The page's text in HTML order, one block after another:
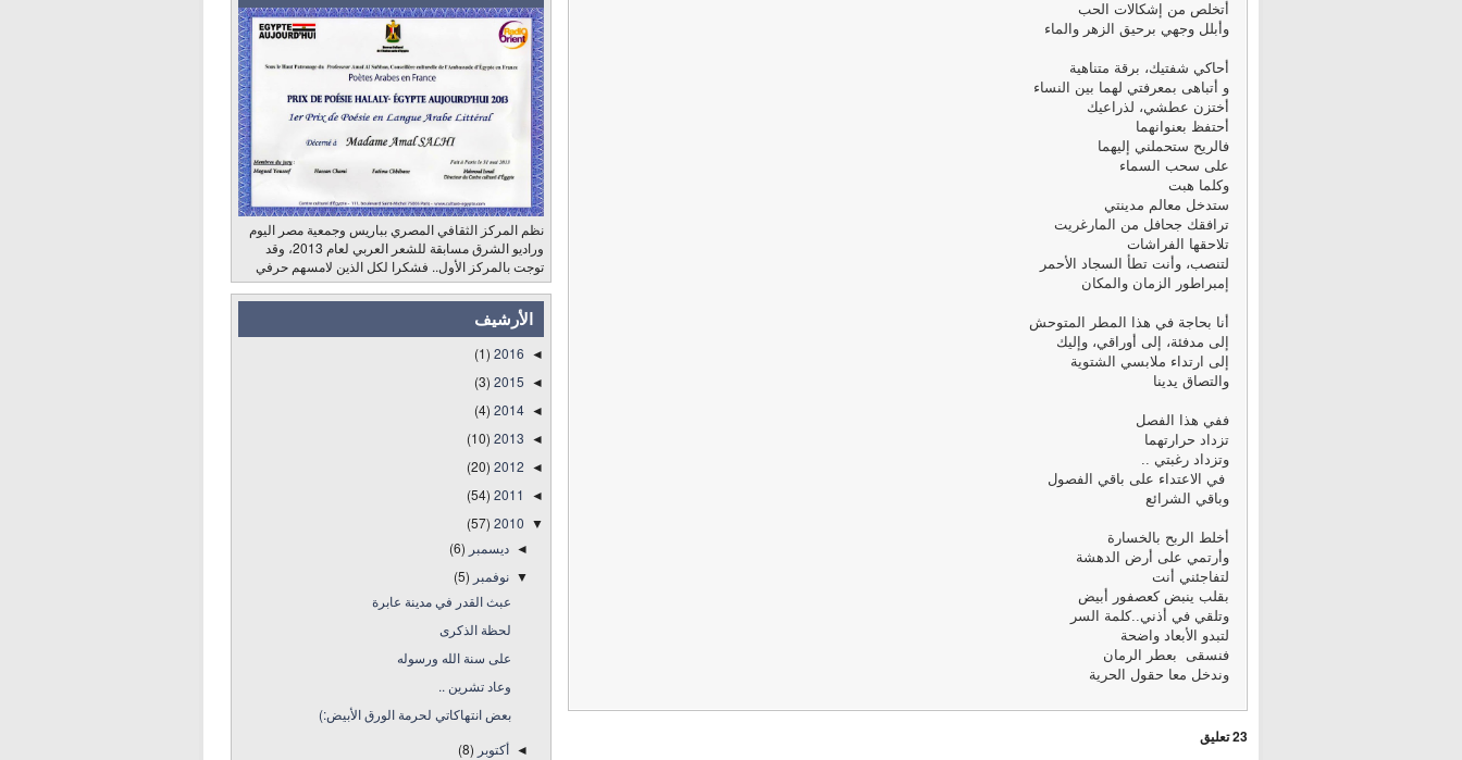
أتخلص من إشكالات الحب
وأبلل وجهي برحيق الزهر والماء
أحاكي شفتيك، برقة متناهية
و أتباهى بمعرفتي لهما بين النساء
أختزن عطشي، لذراعيك
أحتفظ بعنوانهما
فالريح ستحملني إليهما
على سحب السماء
وكلما هبت
ستدخل معالم مدينتي
ترافقك جحافل من المارغريت
تلاحقها الفراشات
لتنصب، وأنت تطأ السجاد الأحمر
إمبراطور الزمان والمكان
أنا بحاجة في هذا المطر المتوحش
إلى مدفئة، إلى أوراقي، وإليك
إلى ارتداء ملابسي الشتوية
والتصاق يدينا
ففي هذا الفصل
تزداد حرارتهما
وتزداد رغبتي ..
في الاعتداء على باقي الفصول
وباقي الشرائع
أخلط الربح بالخسارة
وأرتمي على أرض الدهشة
لتفاجئني أنت
بقلب ينبض كعصفور أبيض
وتلقي في أذني..كلمة السر
لتبدو الأبعاد واضحة
فنسقى بعطر الرمان
وندخل معا حقول الحرية
23 تعليق
نظم المركز الثقافي المصري بباريس وجمعية مصر اليوم
وراديو الشرق مسابقة للشعر العربي لعام 2013، وقد
توجت بالمركز الأول.. فشكرا لكل الذين لامسهم حرفي
الأرشيف
◄
2016
(1)
◄
2015
(3)
◄
2014
(4)
◄
2013
(10)
◄
2012
(20)
◄
2011
(54)
▼
2010
(57)
◄ديسمبر (6)
▼نوفمبر (5)
عبث القدر في مدينة عابرة
لحظة الذكرى
على سنة الله ورسوله
وعاد تشرين ..
بعض انتهاكاتي لحرمة الورق الأبيض:)
◄ أكتوبر (8)